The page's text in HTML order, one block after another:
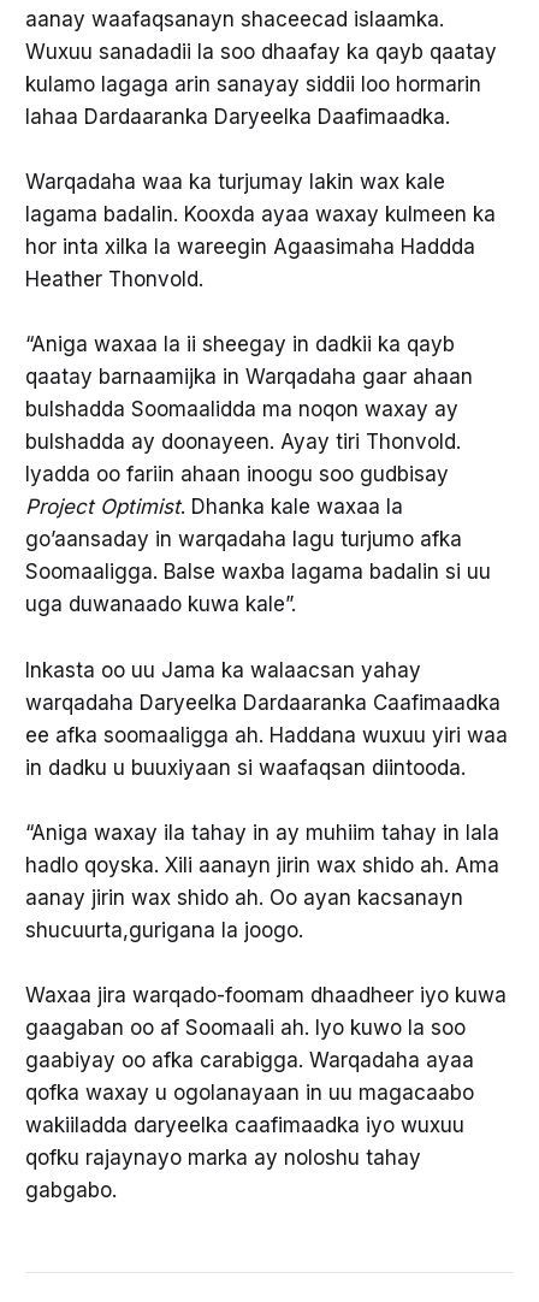
aanay waafaqsanayn shaceecad islaamka.
Wuxuu sanadadii la soo dhaafay ka qayb qaatay
kulamo lagaga arin sanayay siddii loo hormarin
lahaa Dardaaranka Daryeelka Daafimaadka.
Warqadaha waa ka turjumay lakin wax kale
lagama badalin. Kooxda ayaa waxay kulmeen ka
hor inta xilka la wareegin Agaasimaha Haddda
Heather Thonvold.
“Aniga waxaa la ii sheegay in dadkii ka qayb
qaatay barnaamijka in Warqadaha gaar ahaan
bulshadda Soomaalidda ma noqon waxay ay
bulshadda ay doonayeen. Ayay tiri Thonvold.
Iyadda oo fariin ahaan inoogu soo gudbisay
Project Optimist. Dhanka kale waxaa la
go’aansaday in warqadaha lagu turjumo afka
Soomaaligga. Balse waxba lagama badalin si uu
uga duwanaado kuwa kale”.
Inkasta oo uu Jama ka walaacsan yahay
warqadaha Daryeelka Dardaaranka Caafimaadka
ee afka soomaaligga ah. Haddana wuxuu yiri waa
in dadku u buuxiyaan si waafaqsan diintooda.
“Aniga waxay ila tahay in ay muhiim tahay in lala
hadlo qoyska. Xili aanayn jirin wax shido ah. Ama
aanay jirin wax shido ah. Oo ayan kacsanayn
shucuurta,gurigana la joogo.
Waxaa jira warqado-foomam dhaadheer iyo kuwa
gaagaban oo af Soomaali ah. Iyo kuwo la soo
gaabiyay oo afka carabigga. Warqadaha ayaa
qofka waxay u ogolanayaan in uu magacaabo
wakiiladda daryeelka caafimaadka iyo wuxuu
qofku rajaynayo marka ay noloshu tahay
gabgabo.